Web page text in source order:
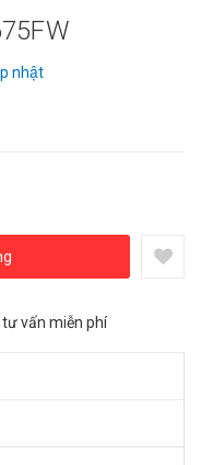
nhật
vấn miễn phí